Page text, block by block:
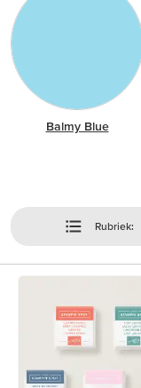
Balmy Blue
Rubriek: